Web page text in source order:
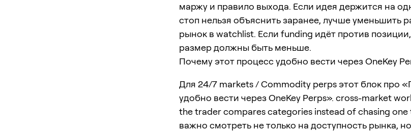
маржу и правило выхода. Если идея держится на
стоп нельзя объяснить заранее, лучше уменьшить
рынок в watchlist. Если funding идёт против
размер должны быть меньше.
Почему этот процесс удобно вести через OneKey
Для 24/7 markets / Commodity perps этот блок про
удобно вести через OneKey Perps». cross-market
the trader compares categories instead of chasing one
важно смотреть не только на доступность рынка,